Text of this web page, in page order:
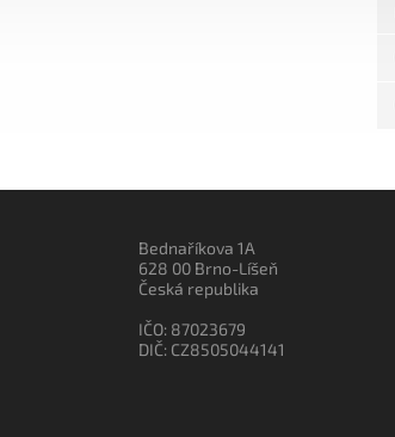
Bednaříkova 1A
628 00 Brno-Líšeň
Česká republika
IČO: 87023679
DIČ: CZ8505044141